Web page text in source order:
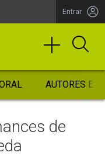
Entrar
AUTORES
de